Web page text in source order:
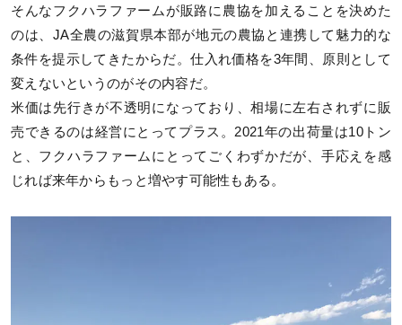
そんなフクハラファームが販路に農協を加えることを決めた
のは、JA全農の滋賀県本部が地元の農協と連携して魅力的な
条件を提示してきたからだ。仕入れ価格を3年間、原則として
変えないというのがその内容だ。
米価は先行きが不透明になっており、相場に左右されずに販
売できるのは経営にとってプラス。2021年の出荷量は10トン
と、フクハラファームにとってごくわずかだが、手応えを感
じれば来年からもっと増やす可能性もある。